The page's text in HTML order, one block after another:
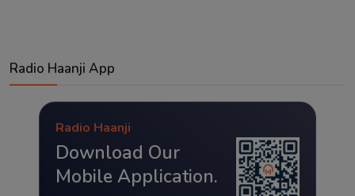
Radio Haanji App
Radio Haanji
Download Our
Mobile Application.